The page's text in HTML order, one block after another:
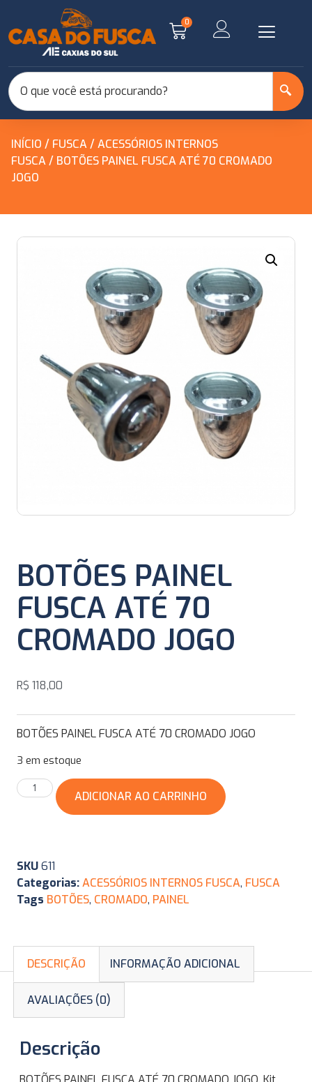
0
INÍCIO / FUSCA/ACESSÓRIOS INTERNOS
FUSCA/ BOTÕES PAINEL FUSCA ATÉ 70 CROMADO
JOGO
BOTÕES PAINEL
FUSCA ATÉ 70
CROMADO JOGO
R$ 118,00
BOTÕES PAINEL FUSCA ATÉ 70 CROMADO JOGO
3 em estoque
ADICIONAR AO CARRINHO
SKU611
Categorias:ACESSÓRIOS INTERNOS FUSCA, FUSCA
Tags BOTÕES, CROMADO, PAINEL
DESCRIÇÃO INFORMAÇÃO ADICIONAL
AVALIAÇÕES (0)
Descrição